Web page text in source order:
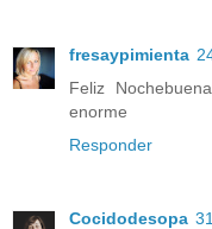
fresaypimienta
Feliz
enorme
Responder
Cocidodesopa